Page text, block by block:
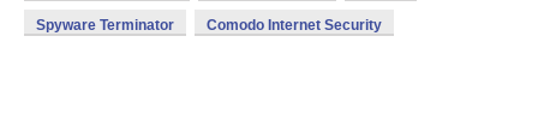
Spyware Terminator Comodo Internet Security